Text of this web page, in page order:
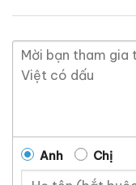
Anh Chị